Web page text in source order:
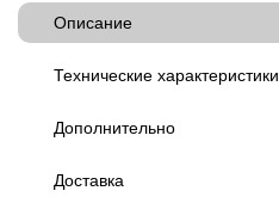
Описание
Технические характеристики
Дополнительно
Доставка